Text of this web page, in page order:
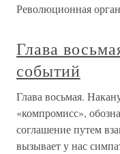
Революционная
Глава
событий
Глава восьмая.
«компромисс»,
соглашение путем
вызывает у нас